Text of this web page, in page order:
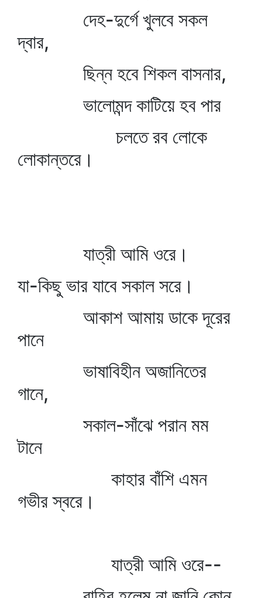
দেহ-দুর্গে খুলবে সকল
দ্বার,
ছিন্ন হবে শিকল বাসনার,
ভালোমন্দ কাটিয়ে হব পার
চলতে রব লোকে
লোকান্তরে।
যাত্রী আমি ওরে।
যা-কিছু ভার যাবে সকাল সরে।
আকাশ আমায় ডাকে দূরের
পানে
ভাষাবিহীন অজানিতের
গানে,
সকাল-সাঁঝে পরান মম
টানে
কাহার বাঁশি এমন
গভীর স্বরে।
যাত্রী আমি ওরে--